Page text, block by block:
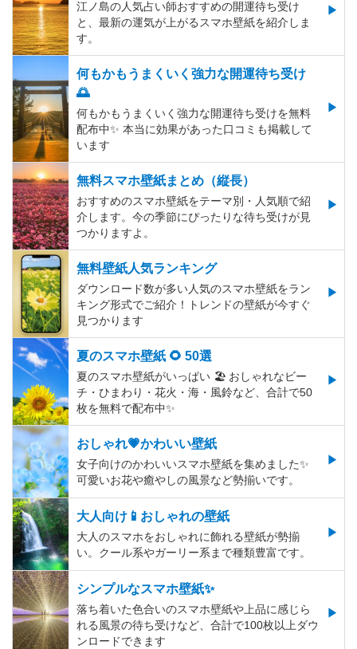
江ノ島の人気占い師おすすめの開運待ち受け
と、最新の運気が上がるスマホ壁紙を紹介しま
す。
何もかもうまくいく強力な開運待ち受け
🌅
何もかもうまくいく強力な開運待ち受けを無料
配布中✨️ 本当に効果があった口コミも掲載して
います
無料スマホ壁紙まとめ（縦長）
おすすめのスマホ壁紙をテーマ別・人気順で紹
介します。今の季節にぴったりな待ち受けが見
つかりますよ。
無料壁紙人気ランキング
ダウンロード数が多い人気のスマホ壁紙をラン
キング形式でご紹介！トレンドの壁紙が今すぐ
見つかります
夏のスマホ壁紙 🌻 50選
夏のスマホ壁紙がいっぱい 🏖 おしゃれなビー
チ・ひまわり・花火・海・風鈴など、合計で50
枚を無料で配布中✨
おしゃれ💗かわいい壁紙
女子向けのかわいいスマホ壁紙を集めました✨
可愛いお花や癒やしの風景など勢揃いです。
大人向け📱おしゃれの壁紙
大人のスマホをおしゃれに飾れる壁紙が勢揃
い。クール系やガーリー系まで種類豊富です。
シンプルなスマホ壁紙✨
落ち着いた色合いのスマホ壁紙や上品に感じら
れる風景の待ち受けなど、合計で100枚以上ダウ
ンロードできます